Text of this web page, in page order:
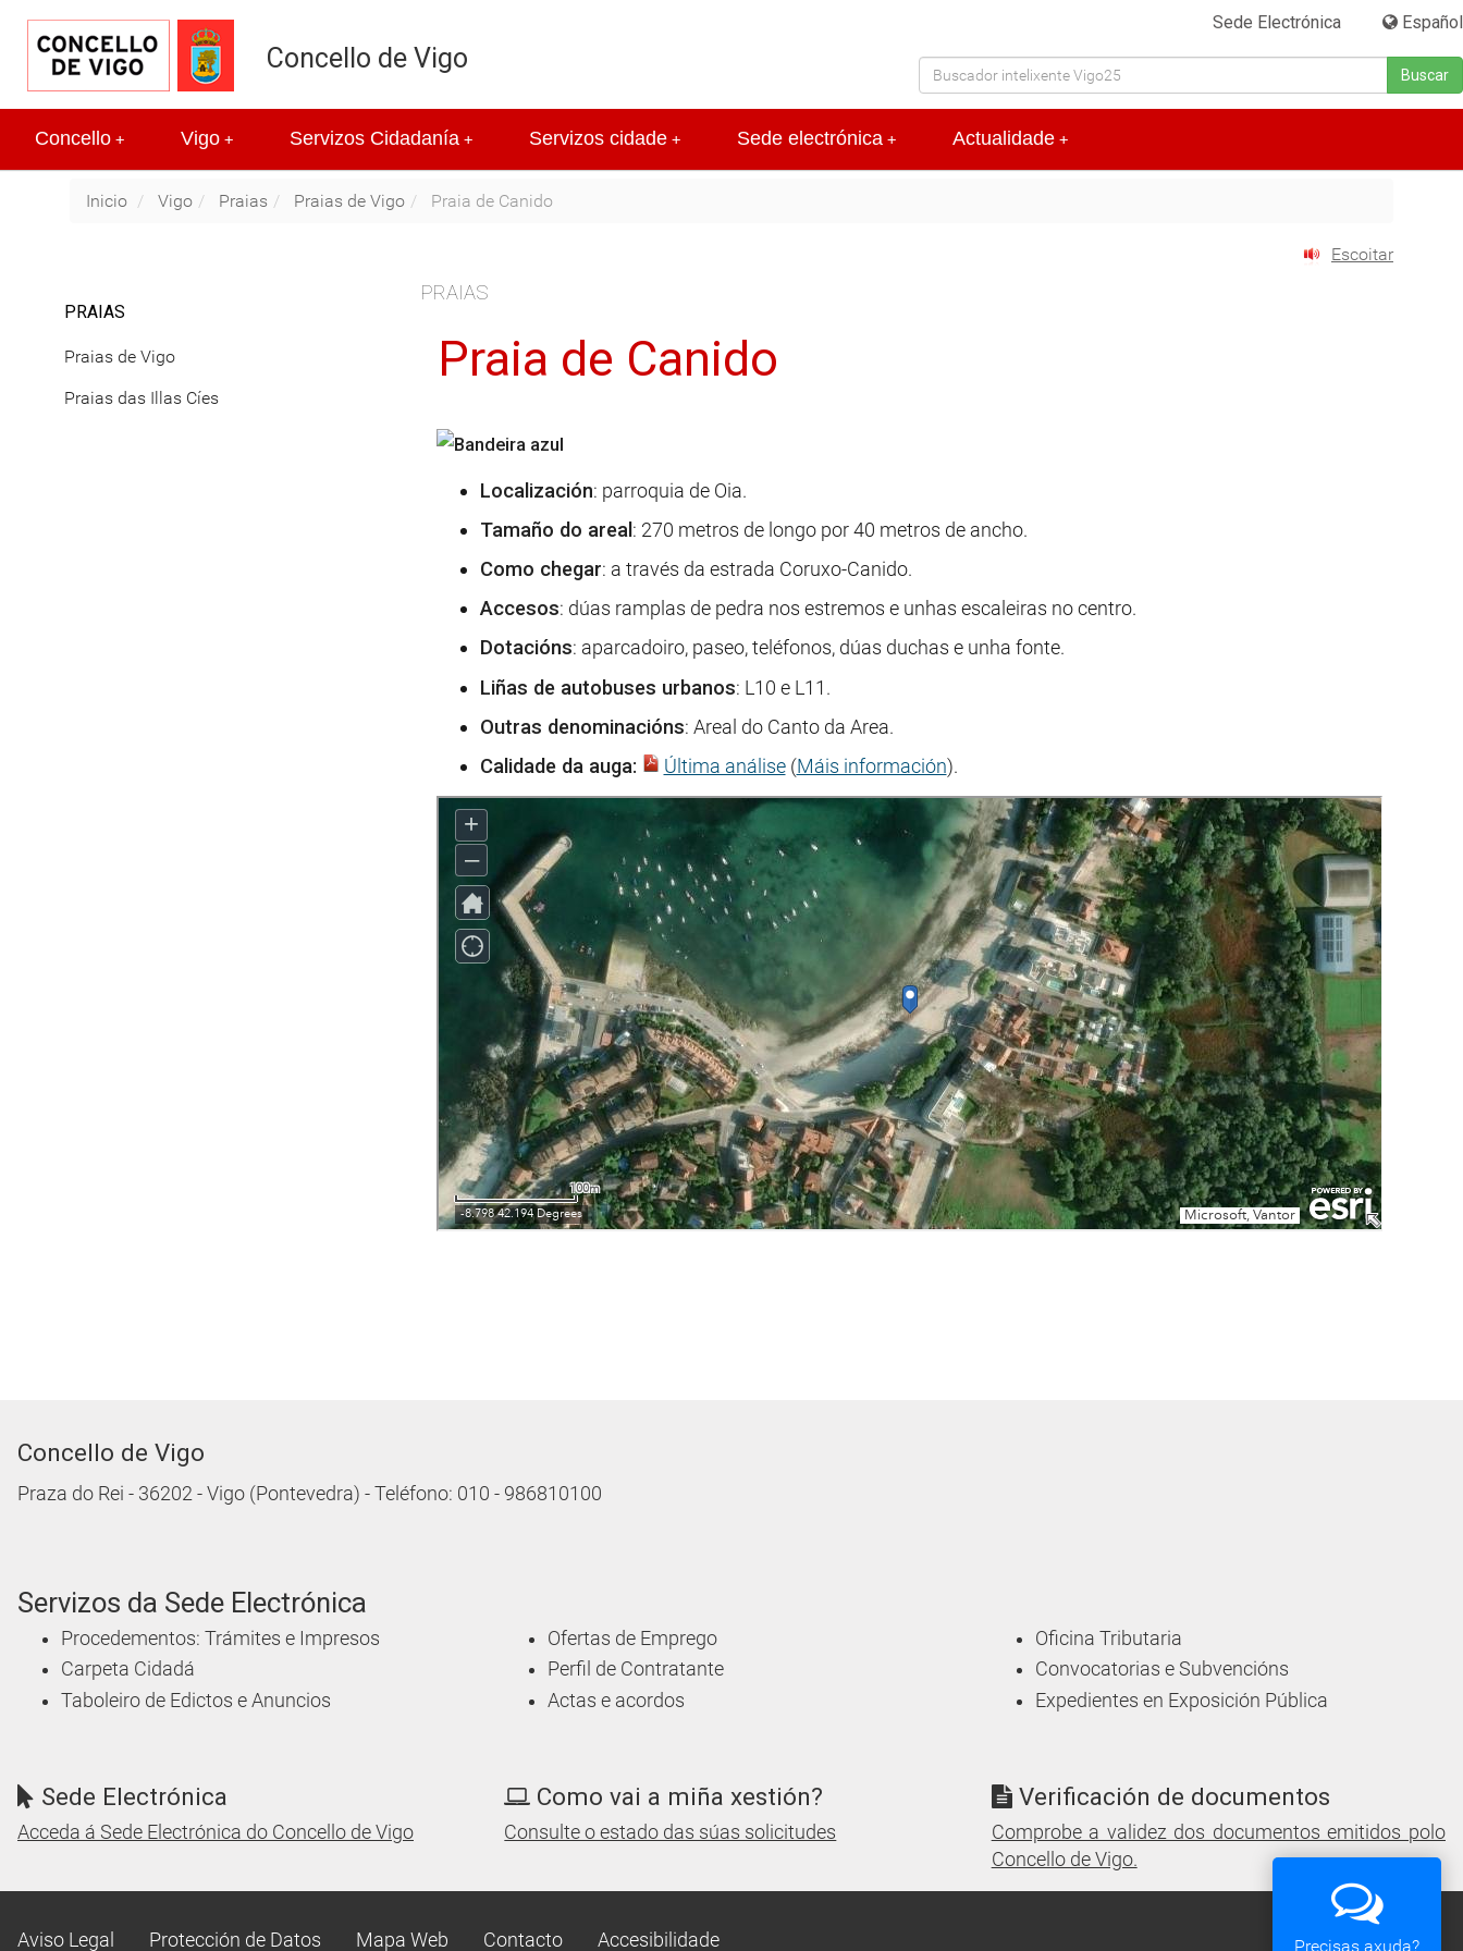
Sede Electrónica Español
Buscar
Concello de Vigo
+
Concello +
Vigo +
Servizos Cidadanía +
Servizos cidade +
Sede electrónica +
Actualidade
Inicio Vigo Praias Praias de Vigo Praia de Canido
Escoitar
PRAIAS
Praia de Canido
Localización: parroquia de Oia.
Tamaño do areal : 270 metros de longo por 40 metros de ancho.
Como chegar: a través da estrada Coruxo-Canido.
Accesos: dúas ramplas de pedra nos estremos e unhas escaleiras no centro.
Dotacións: aparcadoiro, paseo, teléfonos, dúas duchas e unha fonte.
Liñas de autobuses urbanos: L10 e L11.
Outras denominacións: Areal do Canto da Area.
Calidade da auga:
Última análise(Máis información).
PRAIAS
Praias de Vigo
Praias das Illas Cíes
Concello de Vigo
Praza do Rei - 36202 - Vigo (Pontevedra) - Teléfono: 010 - 986810100
Servizos da Sede Electrónica
Procedementos: Trámites e Impresos
Carpeta Cidadá
Taboleiro de Edictos e Anuncios
Ofertas de Emprego
Perfil de Contratante
Actas e acordos
Oficina Tributaria
Convocatorias e Subvencións
Expedientes en Exposición Pública
Sede Electrónica
Acceda á Sede Electrónica do Concello de Vigo
Como vai a miña xestión?
Consulte o estado das súas solicitudes
Verificación de documentos
Comprobe a validez dos documentos emitidos polo
Concello de Vigo.
Aviso Legal Protección de Datos Mapa Web Contacto Accesibilidade Precisas axuda?